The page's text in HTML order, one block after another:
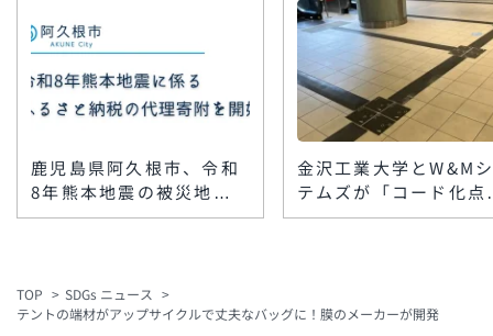
鹿児島県阿久根市、令和
8年熊本地震の被災地支
援で「代理寄附」を受付
金沢工業大学とW&M
テムズが「コード化点
ブロック」を楽天地ビ
TOP
SDGs ニュース
テントの端材がアップサイクルで丈夫なバッグに！膜のメーカーが開発